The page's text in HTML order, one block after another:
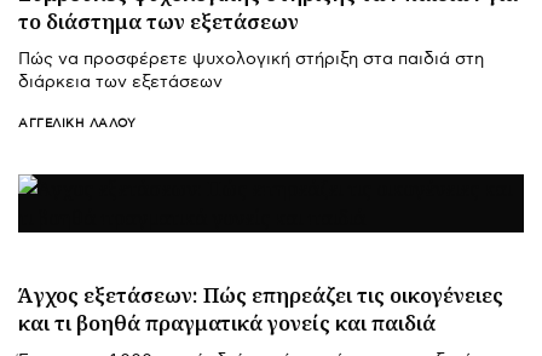
το διάστημα των εξετάσεων
Πώς να προσφέρετε ψυχολογική στήριξη στα παιδιά στη
διάρκεια των εξετάσεων
ΑΓΓΕΛΙΚΉ ΛΆΛΟΥ
Άγχος εξετάσεων: Πώς επηρεάζει τις οικογένειες
και τι βοηθά πραγματικά γονείς και παιδιά